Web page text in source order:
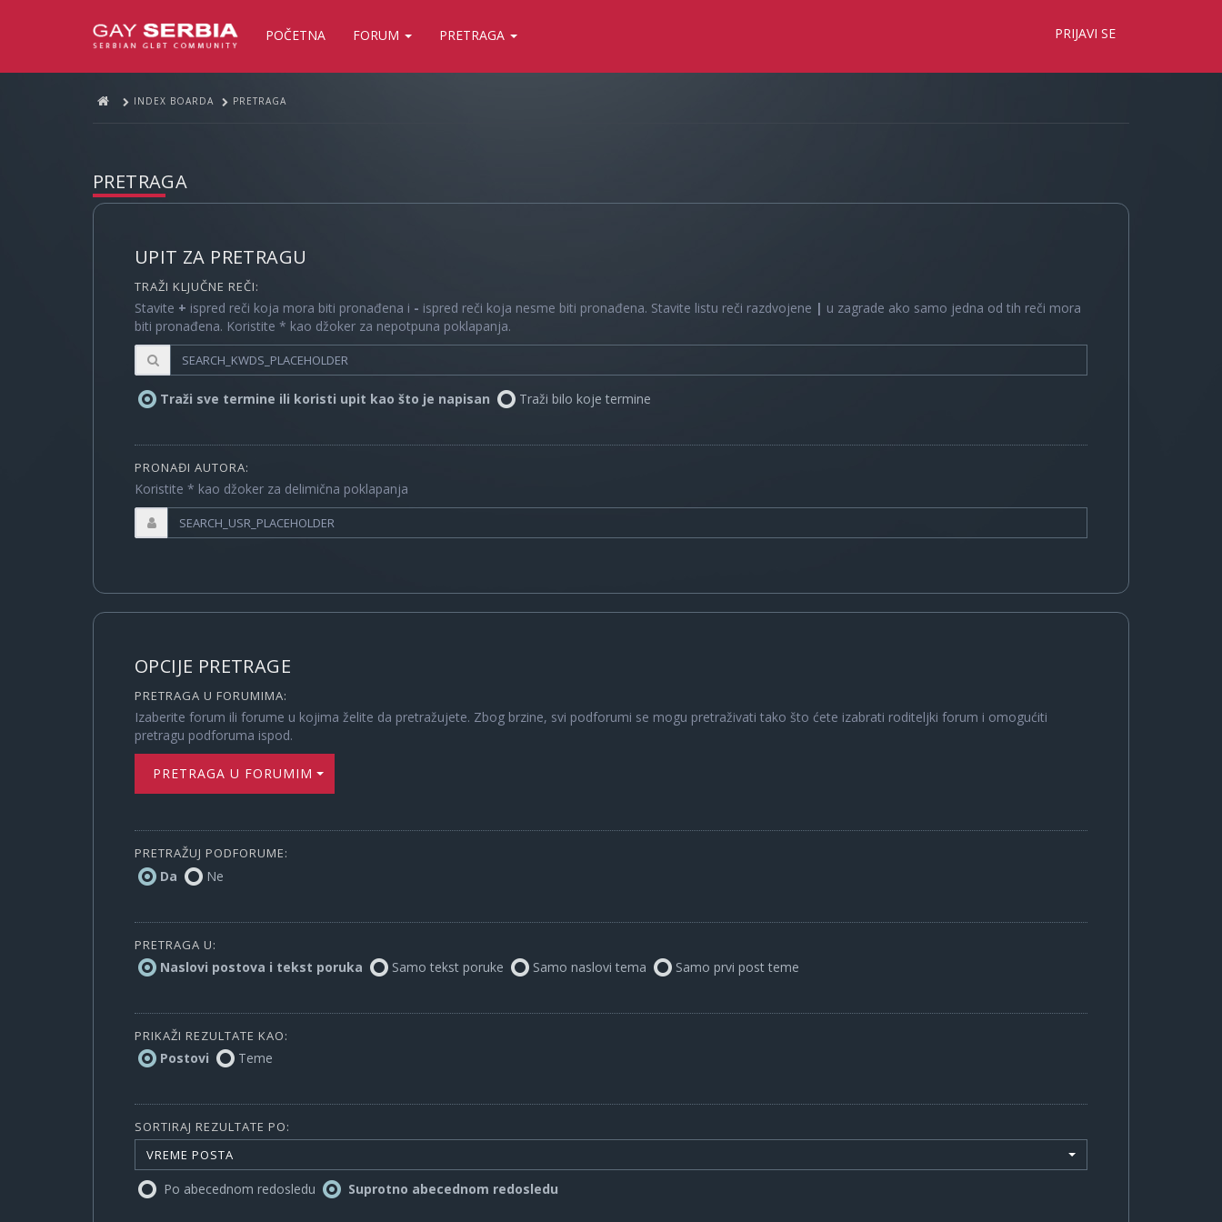
POČETNA FORUM PRETRAGA PRIJAVI SE
INDEX BOARDA PRETRAGA
PRETRAGA
UPIT ZA PRETRAGU
TRAŽI KLJUČNE REČI:
Stavite + ispred reči koja mora biti pronađena i - ispred reči koja nesme biti pronađena. Stavite listu reči razdvojene | u zagrade ako samo jedna od tih reči mora
biti pronađena. Koristite * kao džoker za nepotpuna poklapanja.
Traži sve termine ili koristi upit kao što je napisan Traži bilo koje termine
PRONAĐI AUTORA:
Koristite * kao džoker za delimična poklapanja
OPCIJE PRETRAGE
PRETRAGA U FORUMIMA:
Izaberite forum ili forume u kojima želite da pretražujete. Zbog brzine, svi podforumi se mogu pretraživati tako što ćete izabrati roditeljki forum i omogućiti
pretragu podforuma ispod.
PRETRAGA U FORUMIMA
PRETRAŽUJ PODFORUME:
Da Ne
PRETRAGA U:
Naslovi postova i tekst poruka Samo tekst poruke Samo naslovi tema Samo prvi post teme
PRIKAŽI REZULTATE KAO:
Postovi Teme
SORTIRAJ REZULTATE PO:
VREME POSTA
Po abecednom redosledu Suprotno abecednom redosledu